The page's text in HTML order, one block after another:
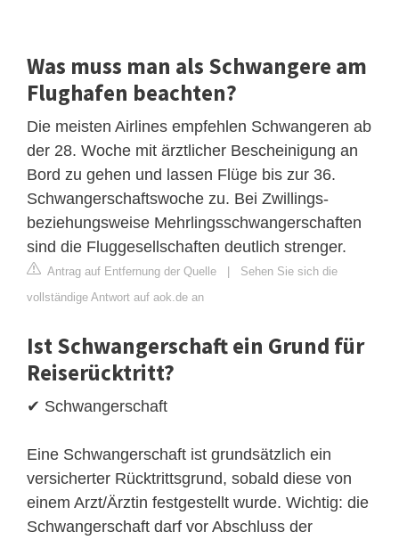
Was muss man als Schwangere am
Flughafen beachten?
Die meisten Airlines empfehlen Schwangeren ab
der 28. Woche mit ärztlicher Bescheinigung an
Bord zu gehen und lassen Flüge bis zur 36.
Schwangerschaftswoche zu. Bei Zwillings-
beziehungsweise Mehrlingsschwangerschaften
sind die Fluggesellschaften deutlich strenger.
Antrag auf Entfernung der Quelle | Sehen Sie sich die
vollständige Antwort auf aok.de an
Ist Schwangerschaft ein Grund für
Reiserücktritt?
✔ Schwangerschaft
Eine Schwangerschaft ist grundsätzlich ein
versicherter Rücktrittsgrund, sobald diese von
einem Arzt/Ärztin festgestellt wurde. Wichtig: die
Schwangerschaft darf vor Abschluss der